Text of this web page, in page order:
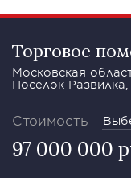
Торговое
Московская
Посёлок
Стоимость
97 000 000